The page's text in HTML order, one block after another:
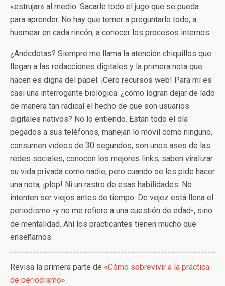
«estrujar» al medio. Sacarle todo el jugo que se pueda
para aprender. No hay que temer a preguntarlo todo, a
husmear en cada rincón, a conocer los procesos internos.
¿Anécdotas? Siempre me llama la atención chiquillos que
llegan a las redacciones digitales y la primera nota que
hacen es digna del papel. ¡Cero recursos web! Para mí es
casi una interrogante biológica: ¿cómo logran dejar de lado
de manera tan radical el hecho de que son usuarios
digitales nativos? No lo entiendo. Están todo el día
pegados a sus teléfonos, manejan lo móvil como ninguno,
consumen videos de 30 segundos, son unos ases de las
redes sociales, conocen los mejores links, saben viralizar
su vida privada como nadie, pero cuando se les pide hacer
una nota, ¡plop! Ni un rastro de esas habilidades. No
intenten ser viejos antes de tiempo. De vejez está llena el
periodismo -y no me refiero a una cuestión de edad-, sino
de mentalidad. Ahí los practicantes tienen mucho que
enseñarnos.
Revisa la primera parte de «Cómo sobrevivir a la práctica
de periodismo».